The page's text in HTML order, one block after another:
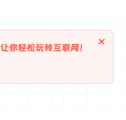
你轻松玩转互联网！ ×